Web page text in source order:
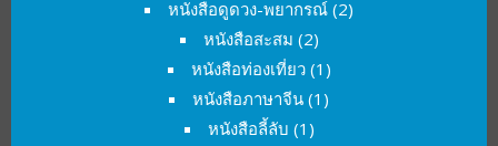
หนังสือดูดวง-พยากรณ์ (2)
หนังสือสะสม (2)
หนังสือท่องเที่ยว(1)
หนังสือภาษาจีน (1)
หนังสือลี้ลับ (1)